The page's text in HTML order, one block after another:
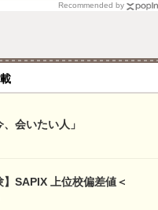
Recommended by
会いたい人」
SAPIX 上位校偏差値＜